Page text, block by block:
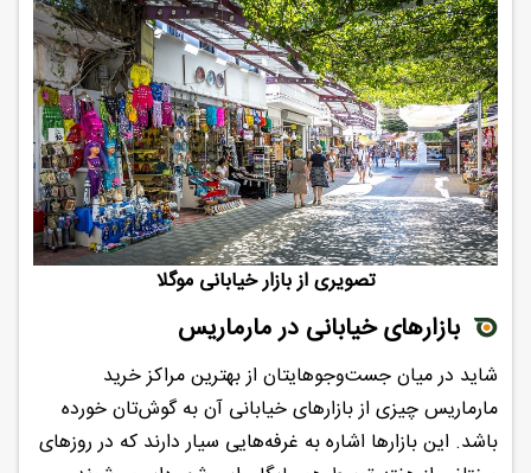
تصویری از بازار خیابانی موگلا
بازارهای خیابانی در مارماریس
شاید در میان جست‌وجوهایتان از بهترین مراکز خرید
مارماریس چیزی از بازارهای خیابانی آن به گوش‌تان خورده
باشد. این بازارها اشاره به غرفه‌هایی سیار دارند که در روزهای